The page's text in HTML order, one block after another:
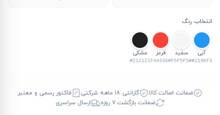
انتخاب رنگ
آبی
#2196F3
سفید
#F5F5F5
قرمز
#F44336
مشکی
#212121
ضمانت اصالت کالا گارانتی ۱۸ ماهه شرکتی
فاکتور رسمی و معتبر
ضمانت بازگشت ۷ روزه
ارسال سراسری